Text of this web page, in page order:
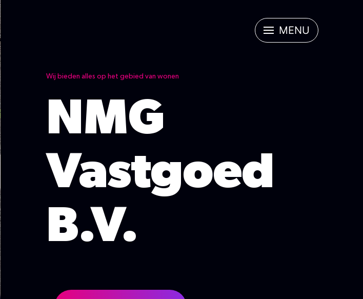
MENU
Wij bieden alles op het gebied van wonen
NMG
Vastgoed
B.V.